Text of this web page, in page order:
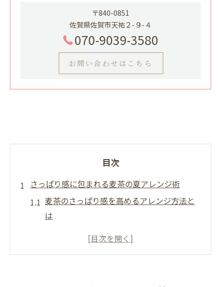
〒840-0851
佐賀県佐賀市天祐２-９-４
070-9039-3580
お問い合わせはこちら
目次
さっぱり感に包まれる麦茶の夏アレンジ術
麦茶のさっぱり感を高めるアレンジ方法と
は
麦茶に入れる美味しいもの選びのポイント